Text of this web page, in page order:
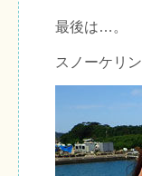
最後は…。
スノーケリ